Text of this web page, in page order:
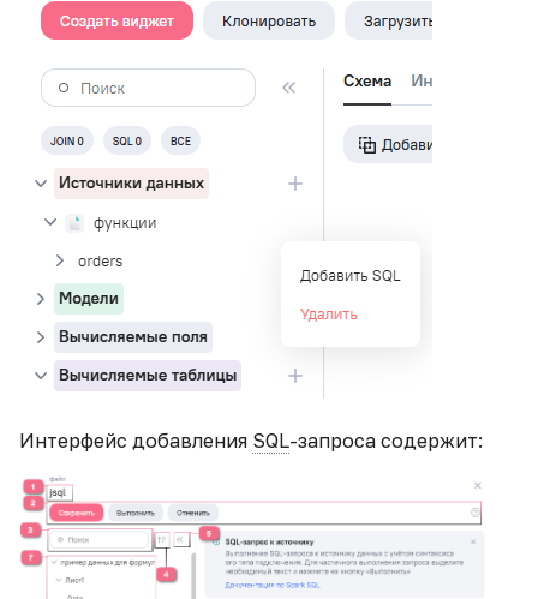
Интерфейс добавления SQL-запроса содержит: